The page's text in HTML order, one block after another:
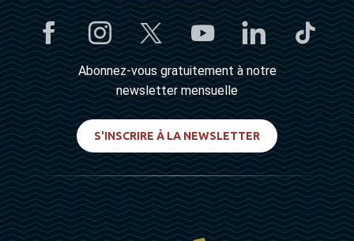
Abonnez-vous gratuitement à notre
newsletter mensuelle
S'INSCRIRE À LA NEWSLETTER